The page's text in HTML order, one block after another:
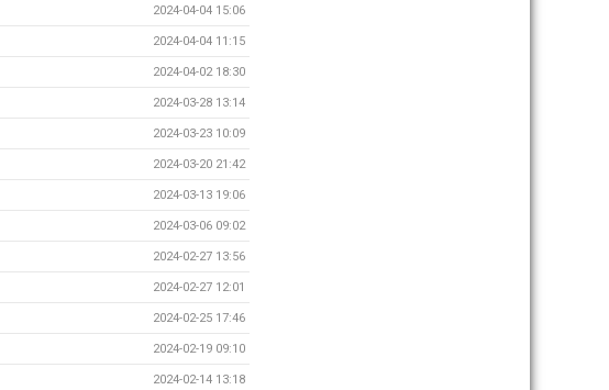
2024-04-04 15:06
2024-04-04 11:15
2024-04-02 18:30
2024-03-28 13:14
2024-03-23 10:09
2024-03-20 21:42
2024-03-13 19:06
2024-03-06 09:02
2024-02-27 13:56
2024-02-27 12:01
2024-02-25 17:46
2024-02-19 09:10
2024-02-14 13:18